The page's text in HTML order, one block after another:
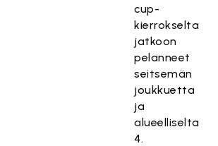
cup-
kierrokselta
jatkoon
pelanneet
seitsemän
joukkuetta
ja
alueelliselta
4.